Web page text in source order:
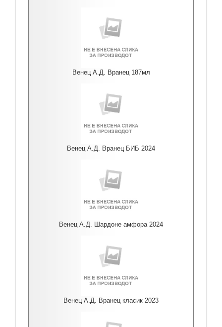
Венец А.Д. Вранец 187мл
Венец А.Д. Вранец БИБ 2024
Венец А.Д. Шардоне амфора 2024
Венец А.Д. Вранец класик 2023